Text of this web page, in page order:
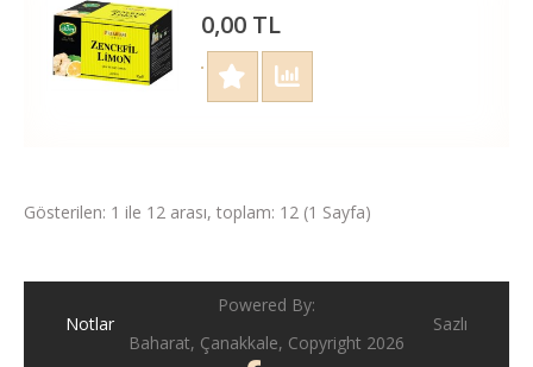
0,00 TL
Gösterilen: 1 ile 12 arası, toplam: 12 (1 Sayfa)
Powered By:
Notlar Sazlı
Baharat, Çanakkale, Copyright 2026